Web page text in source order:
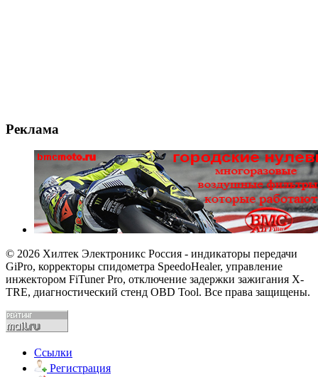
Реклама
© 2026 Хилтек Электроникс Россия - индикаторы передачи
GiPro, корректоры спидометра SpeedoHealer, управление
инжектором FiTuner Pro, отключение задержки зажигания X-
TRE, диагностический стенд OBD Tool. Все права защищены.
Ссылки
Регистрация